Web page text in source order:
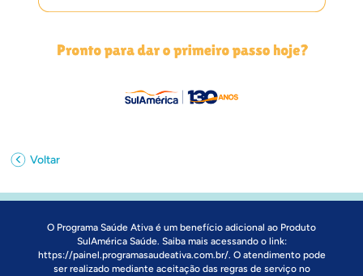
Voltar
O Programa Saúde Ativa é um benefício adicional ao Produto
SulAmérica Saúde. Saiba mais acessando o link:
https://painel.programasaudeativa.com.br/. O atendimento pode
ser realizado mediante aceitação das regras de serviço no